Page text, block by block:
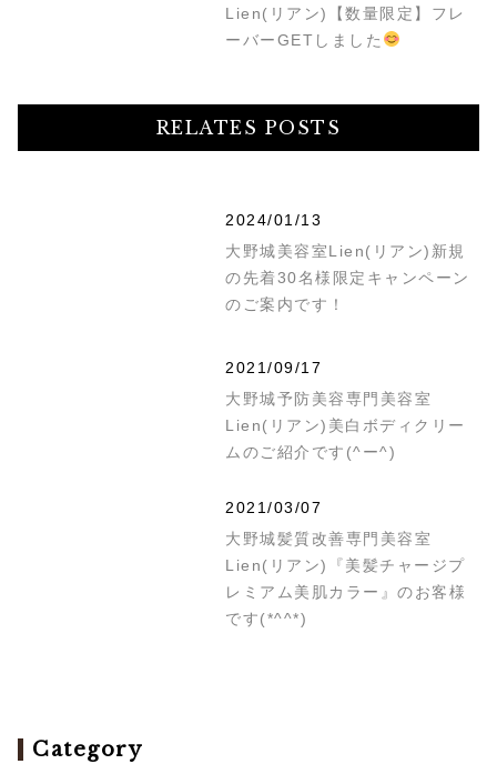
Lien(リアン)【数量限定】フレ
ーバーGETしました
RELATES POSTS
2024/01/13
大野城美容室Lien(リアン)新規
の先着30名様限定キャンペーン
のご案内です！
2021/09/17
大野城予防美容専門美容室
Lien(リアン)美白ボディクリー
ムのご紹介です(^ー^)
2021/03/07
大野城髪質改善専門美容室
Lien(リアン)『美髪チャージプ
レミアム美肌カラー』のお客様
です(*^^*)
Category